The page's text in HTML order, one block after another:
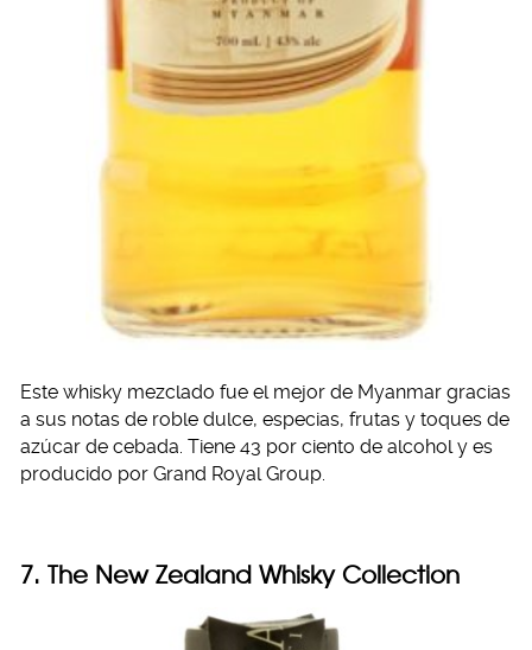
Este whisky mezclado fue el mejor de Myanmar gracias
a sus notas de roble dulce, especias, frutas y toques de
azúcar de cebada. Tiene 43 por ciento de alcohol y es
producido por Grand Royal Group.
7. The New Zealand Whisky Collection